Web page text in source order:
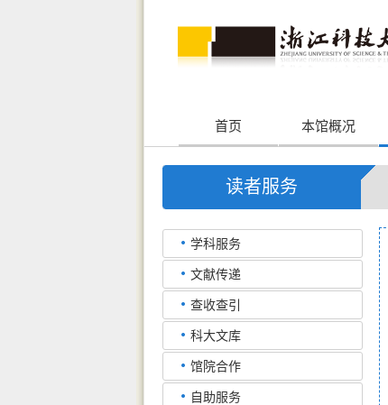
首页 本馆概况
读者服务
学科服务
文献传递
查收查引
科大文库
馆院合作
自助服务